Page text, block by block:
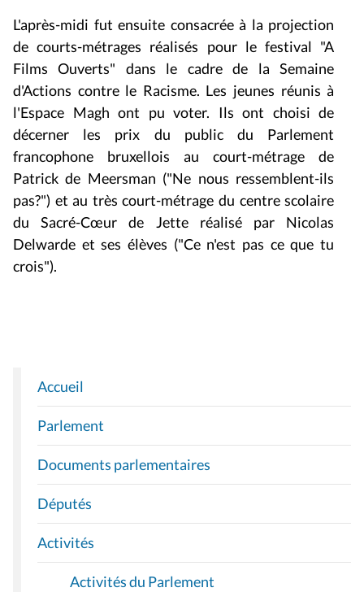
L'après-midi fut ensuite consacrée à la projection
de courts-métrages réalisés pour le festival "A
Films Ouverts" dans le cadre de la Semaine
d'Actions contre le Racisme. Les jeunes réunis à
l'Espace Magh ont pu voter. Ils ont choisi de
décerner les prix du public du Parlement
francophone bruxellois au court-métrage de
Patrick de Meersman ("Ne nous ressemblent-ils
pas?") et au très court-métrage du centre scolaire
du Sacré-Cœur de Jette réalisé par Nicolas
Delwarde et ses élèves ("Ce n'est pas ce que tu
crois").
N
A
V
I
G
A
T
I
O
Accueil
Parlement
Documents parlementaires
Députés
Activités
Activités du Parlement